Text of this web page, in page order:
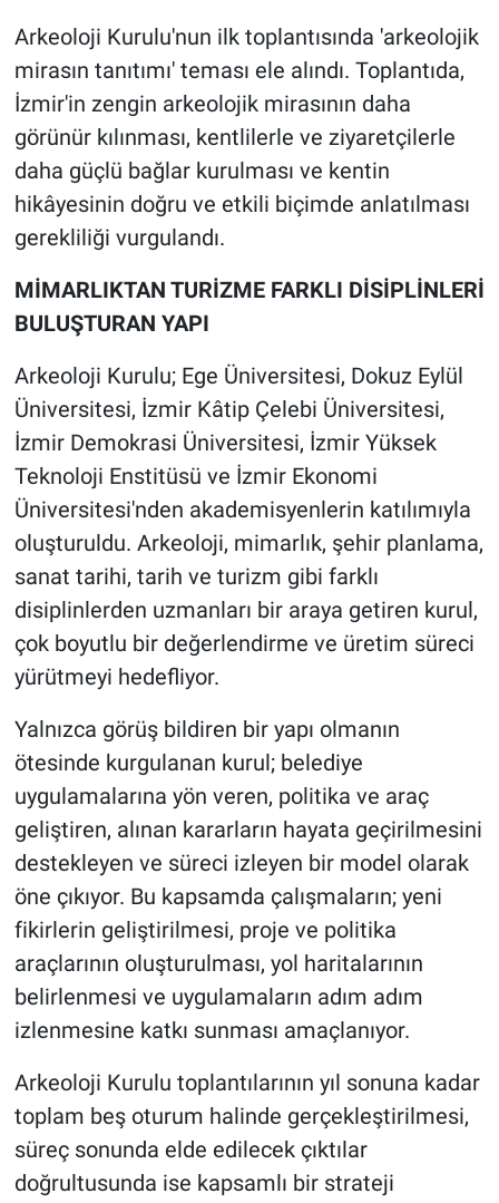
Arkeoloji Kurulu'nun ilk toplantısında 'arkeolojik
mirasın tanıtımı' teması ele alındı. Toplantıda,
İzmir'in zengin arkeolojik mirasının daha
görünür kılınması, kentlilerle ve ziyaretçilerle
daha güçlü bağlar kurulması ve kentin
hikâyesinin doğru ve etkili biçimde anlatılması
gerekliliği vurgulandı.
MİMARLIKTAN TURİZME FARKLI DİSİPLİNLERİ
BULUŞTURAN YAPI
Arkeoloji Kurulu; Ege Üniversitesi, Dokuz Eylül
Üniversitesi, İzmir Kâtip Çelebi Üniversitesi,
İzmir Demokrasi Üniversitesi, İzmir Yüksek
Teknoloji Enstitüsü ve İzmir Ekonomi
Üniversitesi'nden akademisyenlerin katılımıyla
oluşturuldu. Arkeoloji, mimarlık, şehir planlama,
sanat tarihi, tarih ve turizm gibi farklı
disiplinlerden uzmanları bir araya getiren kurul,
çok boyutlu bir değerlendirme ve üretim süreci
yürütmeyi hedefliyor.
Yalnızca görüş bildiren bir yapı olmanın
ötesinde kurgulanan kurul; belediye
uygulamalarına yön veren, politika ve araç
geliştiren, alınan kararların hayata geçirilmesini
destekleyen ve süreci izleyen bir model olarak
öne çıkıyor. Bu kapsamda çalışmaların; yeni
fikirlerin geliştirilmesi, proje ve politika
araçlarının oluşturulması, yol haritalarının
belirlenmesi ve uygulamaların adım adım
izlenmesine katkı sunması amaçlanıyor.
Arkeoloji Kurulu toplantılarının yıl sonuna kadar
toplam beş oturum halinde gerçekleştirilmesi,
süreç sonunda elde edilecek çıktılar
doğrultusunda ise kapsamlı bir strateji